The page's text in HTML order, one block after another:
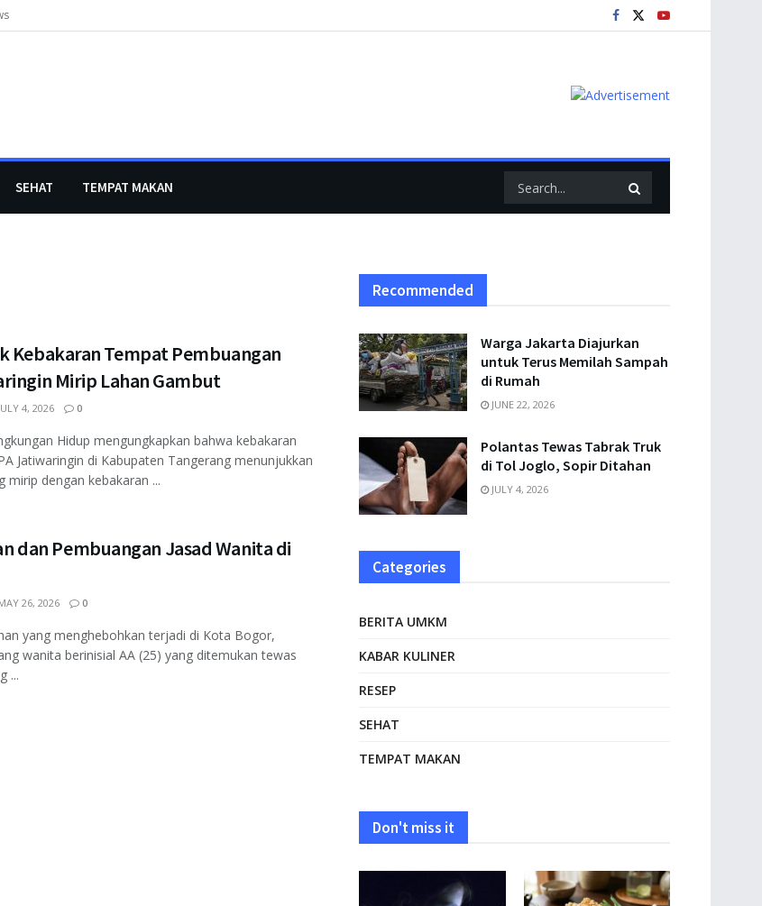
SEHAT TEMPAT MAKAN
Kebakaran Tempat Pembuangan
Mirip Lahan Gambut
4, 2026 0
Hidup mengungkapkan bahwa kebakaran
Jatiwaringin di Kabupaten Tangerang menunjukkan
mirip dengan kebakaran ...
dan Pembuangan Jasad Wanita di
26, 2026 0
yang menghebohkan terjadi di Kota Bogor,
wanita berinisial AA (25) yang ditemukan tewas
...
Recommended
Warga Jakarta Diajurkan
untuk Terus Memilah Sampah
di Rumah
JUNE 22, 2026
Polantas Tewas Tabrak Truk
di Tol Joglo, Sopir Ditahan
JULY 4, 2026
Categories
BERITA UMKM
KABAR KULINER
RESEP
SEHAT
TEMPAT MAKAN
Don't miss it